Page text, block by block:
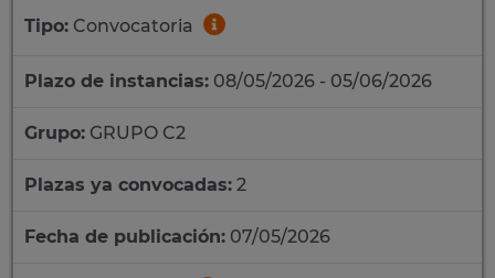
Tipo: Convocatoria
Plazo de instancias: 08/05/2026 - 05/06/2026
Grupo: GRUPO C2
Plazas ya convocadas: 2
Fecha de publicación: 07/05/2026